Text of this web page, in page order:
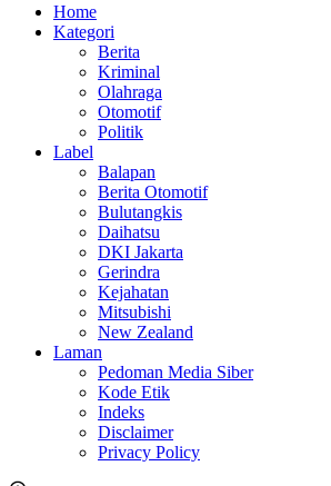
Home
Kategori
Berita
Kriminal
Olahraga
Otomotif
Politik
Label
Balapan
Berita Otomotif
Bulutangkis
Daihatsu
DKI Jakarta
Gerindra
Kejahatan
Mitsubishi
New Zealand
Laman
Pedoman Media Siber
Kode Etik
Indeks
Disclaimer
Privacy Policy